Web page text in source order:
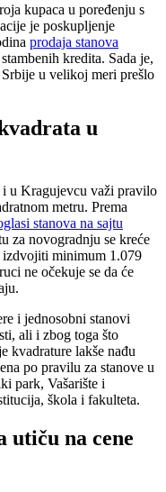
kupaca u poređenju s
je poskupljenje
prodaja stanova
kredita. Sada je,
u velikoj meri prešlo
u
u Kragujevcu važi pravilo
metru. Prema
stanova na sajtu
za novogradnju se kreće
izdvojiti minimum 1.079
ne očekuje se da će
i jednosobni stanovi
ali i zbog toga što
kvadrature lakše nađu
po pravilu za stanove u
park, Vašarište i
škola i fakulteta.
na cene